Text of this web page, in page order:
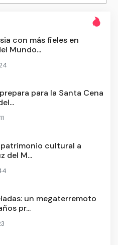
con más fieles en
Mundo...
para la Santa Cena
cultural a
del M...
un megaterremoto
pr...